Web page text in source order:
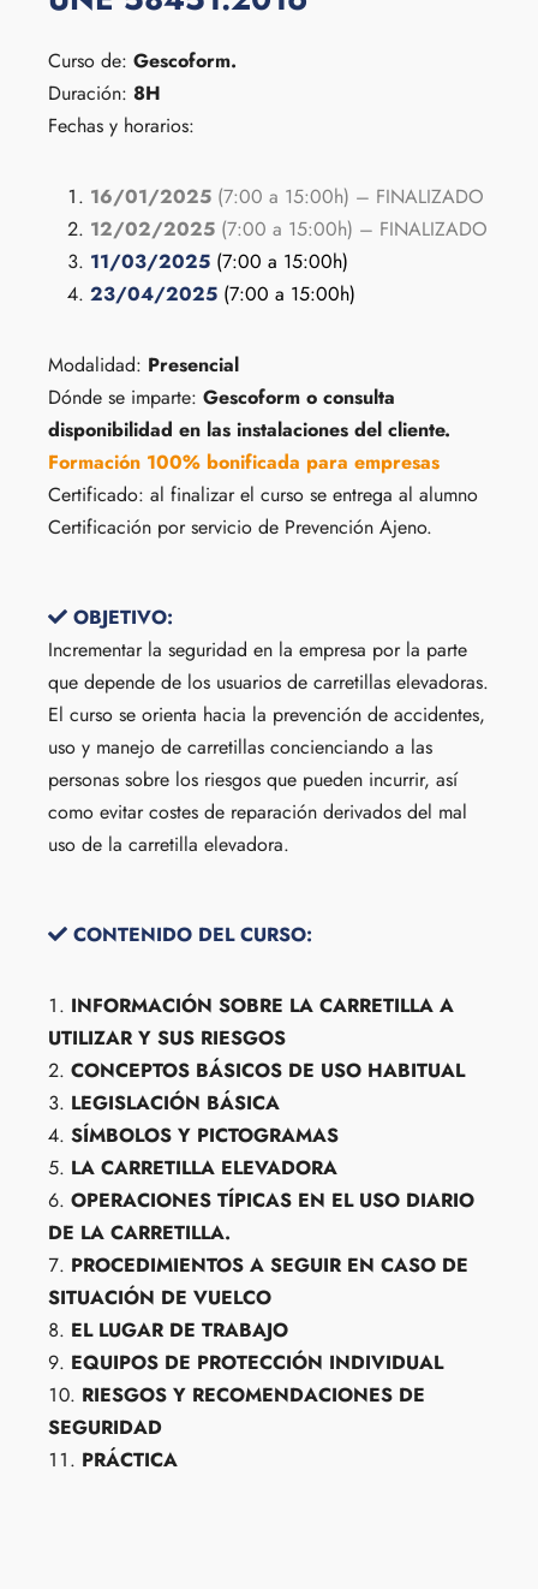
Curso de: Gescoform.
Duración:8H
Fechas y horarios:
16/01/2025 (7:00 a 15:00h) – FINALIZADO
12/02/2025 (7:00 a 15:00h) – FINALIZADO
11/03/2025 (7:00 a 15:00h)
23/04/2025 (7:00 a 15:00h)
Modalidad: Presencial
Dónde se imparte:Gescoform o consulta
disponibilidad en las instalaciones del cliente.
Formación 100% bonificada para empresas
Certificado: al finalizar el curso se entrega al alumno
Certificación por servicio de Prevención Ajeno.
OBJETIVO:
Incrementar la seguridad en la empresa por la parte
que depende de los usuarios de carretillas elevadoras.
El curso se orienta hacia la prevención de accidentes,
uso y manejo de carretillas concienciando a las
personas sobre los riesgos que pueden incurrir, así
como evitar costes de reparación derivados del mal
uso de la carretilla elevadora.
CONTENIDO DEL CURSO:
INFORMACIÓN SOBRE LA CARRETILLA A
UTILIZAR Y SUS RIESGOS
CONCEPTOS BÁSICOS DE USO HABITUAL
LEGISLACIÓN BÁSICA
SÍMBOLOS Y PICTOGRAMAS
LA CARRETILLA ELEVADORA
OPERACIONES TÍPICAS EN EL USO DIARIO
DE LA CARRETILLA.
PROCEDIMIENTOS A SEGUIR EN CASO DE
SITUACIÓN DE VUELCO
EL LUGAR DE TRABAJO
EQUIPOS DE PROTECCIÓN INDIVIDUAL
RIESGOS Y RECOMENDACIONES DE
SEGURIDAD
PRÁCTICA